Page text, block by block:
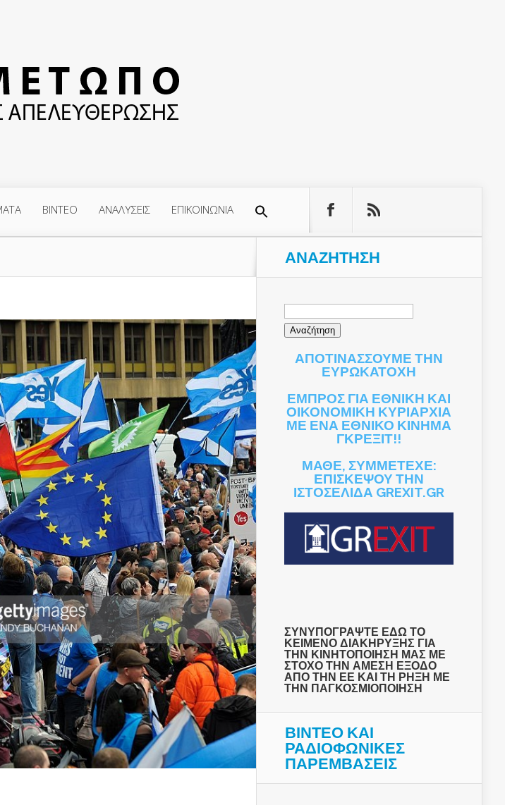
ΒΙΝΤΕΟ ΑΝΑΛΥΣΕΙΣ ΕΠΙΚΟΙΝΩΝΙΑ
ΑΝΑΖΉΤΗΣΗ
Αναζήτηση
ΑΠΟΤΙΝΑΣΣΟΥΜΕ ΤΗΝ
ΕΥΡΩΚΑΤΟΧΗ
ΕΜΠΡΟΣ ΓΙΑ ΕΘΝΙΚΗ ΚΑΙ
ΟΙΚΟΝΟΜΙΚΗ ΚΥΡΙΑΡΧΙΑ
ΜΕ ΕΝΑ ΕΘΝΙΚΟ ΚΙΝΗΜΑ
ΓΚΡΕΞΙΤ!!
ΜΑΘΕ, ΣΥΜΜΕΤΕΧΕ:
ΕΠΙΣΚΕΨΟΥ ΤΗΝ
ΙΣΤΟΣΕΛΙΔΑ GREXIT.GR
ΣΥΝΥΠΟΓΡΑΨΤΕ ΕΔΩ ΤΟ
ΚΕΙΜΕΝΟ ΔΙΑΚΗΡΥΞΗΣ ΓΙΑ
ΤΗΝ ΚΙΝΗΤΟΠΟΙΗΣΗ ΜΑΣ ΜΕ
ΣΤΟΧΟ ΤΗΝ ΑΜΕΣΗ ΕΞΟΔΟ
ΑΠΟ ΤΗΝ ΕΕ ΚΑΙ ΤΗ ΡΗΞΗ ΜΕ
ΤΗΝ ΠΑΓΚΟΣΜΙΟΠΟΙΗΣΗ
ΒΙΝΤΕΟ ΚΑΙ
ΡΑΔΙΟΦΩΝΙΚΕΣ
ΠΑΡΕΜΒΑΣΕΙΣ